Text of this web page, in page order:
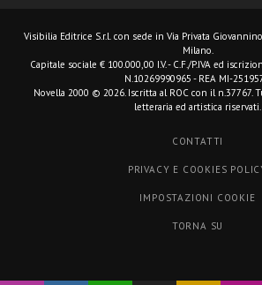
Visibilia Editrice S.r.l. con sede in Via Privata
Milano.
Capitale sociale € 100.000,00 I.V. - C.F./P.IVA ed
N.10269990965 - REA MI-
Novella 2000 © 2026. Iscritta al ROC con il
letteraria ed artistica riservati.
CONTATTI
PRIVACY E COOKIES
IMPOSTAZIONI COOKIE
TORNA SU